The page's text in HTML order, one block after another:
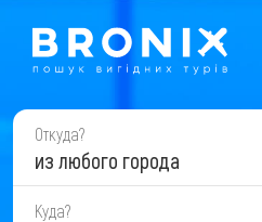
Откуда?
из любого города
Куда?